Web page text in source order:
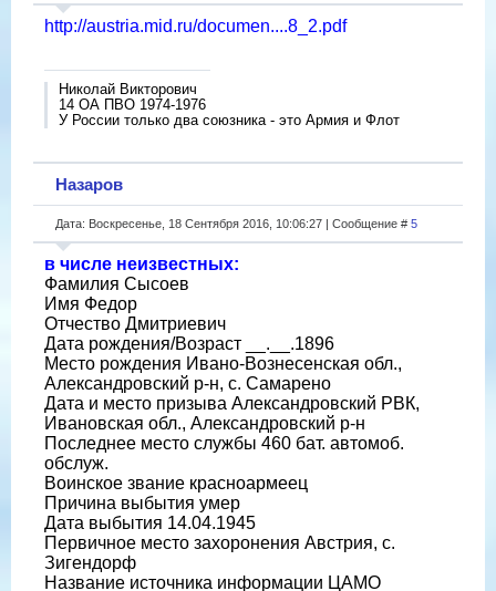
http://austria.mid.ru/documen....8_2.pdf
Николай Викторович
14 ОА ПВО 1974-1976
У России только два союзника - это Армия и Флот
Назаров
Дата: Воскресенье, 18 Сентября 2016, 10:06:27 | Сообщение # 5
в числе неизвестных:
Фамилия Сысоев
Имя Федор
Отчество Дмитриевич
Дата рождения/Возраст __.__.1896
Место рождения Ивано-Вознесенская обл.,
Александровский р-н, с. Самарено
Дата и место призыва Александровский РВК,
Ивановская обл., Александровский р-н
Последнее место службы 460 бат. автомоб.
обслуж.
Воинское звание красноармеец
Причина выбытия умер
Дата выбытия 14.04.1945
Первичное место захоронения Австрия, с.
Зигендорф
Название источника информации ЦАМО